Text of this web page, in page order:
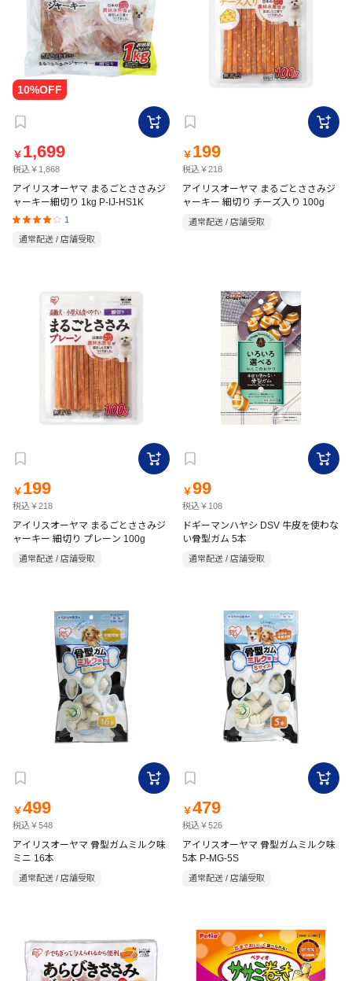
￥ 1,699
税込￥1,868
アイリスオーヤマ まるごとささみジ
ャーキー細切り 1kg P-IJ-HS1K
1
通常配送 / 店舗受取
￥ 199
税込￥218
アイリスオーヤマ まるごとささみジ
ャーキー 細切り チーズ入り 100g
通常配送 / 店舗受取
￥ 199
税込￥218
アイリスオーヤマ まるごとささみジ
ャーキー 細切り プレーン 100g
通常配送 / 店舗受取
￥99
税込￥108
ドギーマンハヤシ DSV 牛皮を使わな
い骨型ガム 5本
通常配送 / 店舗受取
￥499
税込￥548
アイリスオーヤマ 骨型ガムミルク味
ミニ 16本
通常配送 / 店舗受取
￥479
税込￥526
アイリスオーヤマ 骨型ガムミルク味
5本 P-MG-5S
通常配送 / 店舗受取